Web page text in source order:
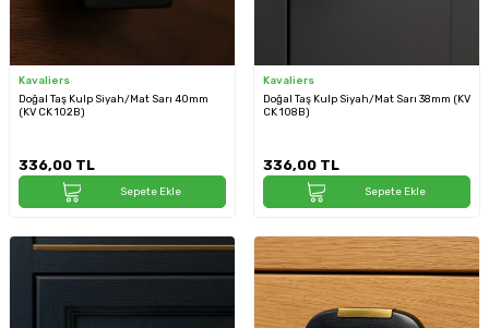
Kavaliers
Doğal Taş Kulp Siyah/Mat Sarı 40mm
(KV CK 102B)
336,00 TL
Sepete Ekle
Kavaliers
Doğal Taş Kulp Siyah/Mat Sarı 38mm (KV
CK 108B)
336,00 TL
Sepete Ekle